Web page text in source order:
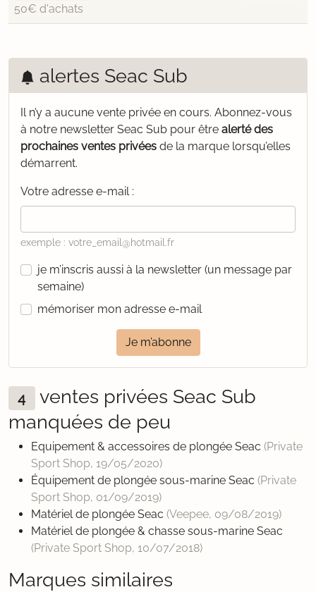
50€ d'achats
alertes Seac Sub
Il n’y a aucune vente privée en cours. Abonnez-vous
à notre newsletter Seac Sub pour être alerté des
prochaines ventes privées de la marque lorsqu’elles
démarrent.
Votre adresse e-mail :
exemple : votre_email@hotmail.fr
je m’inscris aussi à la newsletter (un message par
semaine)
mémoriser mon adresse e-mail
Je m’abonne
4
ventes privées Seac Sub
manquées de peu
Equipement & accessoires de plongée Seac (Private
Sport Shop, 19/05/2020)
Équipement de plongée sous-marine Seac (Private
Sport Shop, 01/09/2019)
Matériel de plongée Seac (Veepee, 09/08/2019)
Matériel de plongée & chasse sous-marine Seac
(Private Sport Shop, 10/07/2018)
Marques similaires